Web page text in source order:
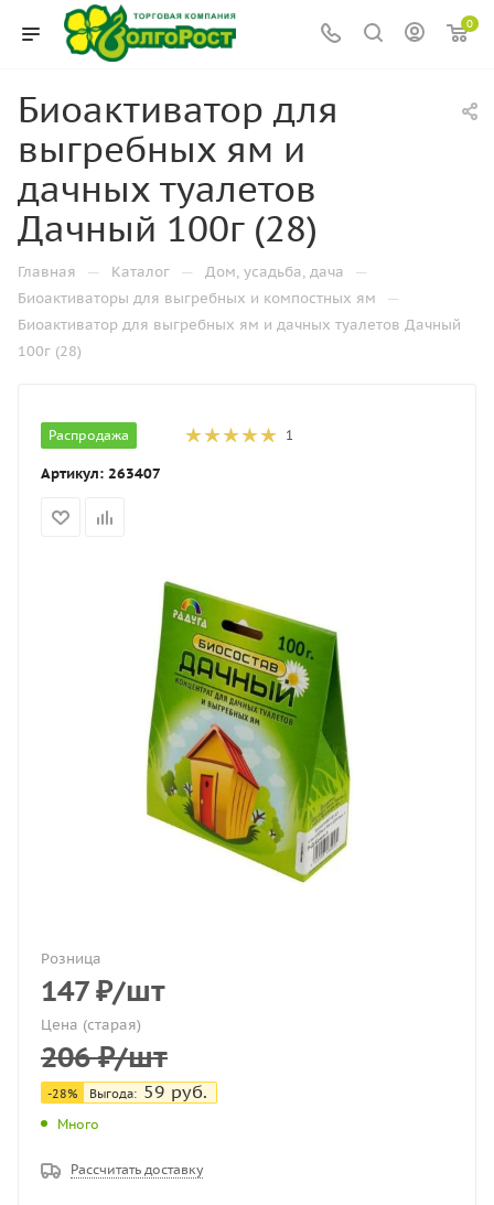
0
Биоактиватор для
выгребных ям и
дачных туалетов
Дачный 100г (28)
Главная — Каталог — Дом, усадьба, дача —
Биоактиваторы для выгребных и компостных ям —
Биоактиватор для выгребных ям и дачных туалетов Дачный
100г (28)
Распродажа 1
Артикул: 263407
Розница
147₽/шт
Цена (старая)
206₽/шт
-28% Выгода: 59 руб.
Много
Рассчитать доставку